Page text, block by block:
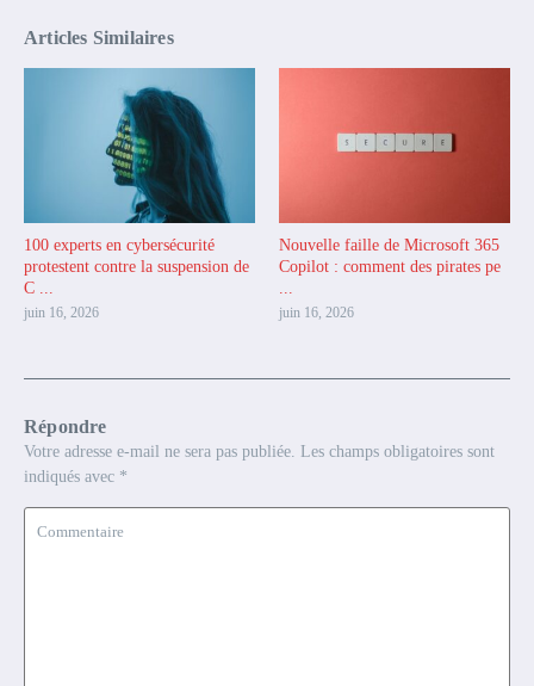
Articles Similaires
100 experts en cybersécurité
protestent contre la suspension de
C ...
juin 16, 2026
Nouvelle faille de Microsoft 365
Copilot : comment des pirates pe
juin 16, 2026
Répondre
Votre adresse e-mail ne sera pas publiée. Les champs obligatoires sont
indiqués avec *